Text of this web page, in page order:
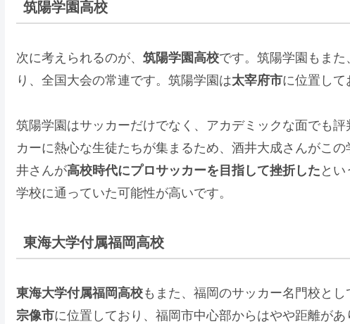
筑陽学園高校
次に考えられるのが、 筑陽学園高校です。筑陽学園もまた
り、全国大会の常連です。筑陽学園は太宰府市に位置して
筑陽学園はサッカーだけでなく、アカデミックな面でも
カーに熱心な生徒たちが集まるため、酒井大成さんがこ
井さんが高校時代にプロサッカーを目指して挫折した と
学校に通っていた可能性が高いです。
東海大学付属福岡高校
東海大学付属福岡高校もまた、福岡のサッカー名門校とし
宗像市に位置しており、福岡市中心部からはやや距離が